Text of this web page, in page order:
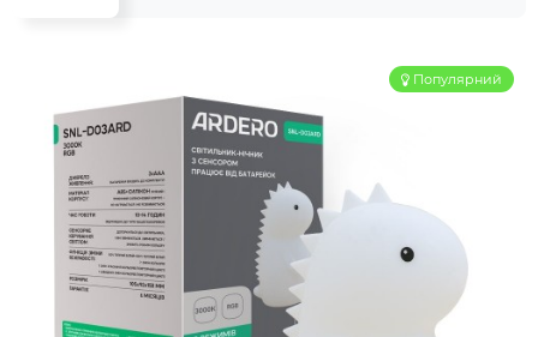
Популярний